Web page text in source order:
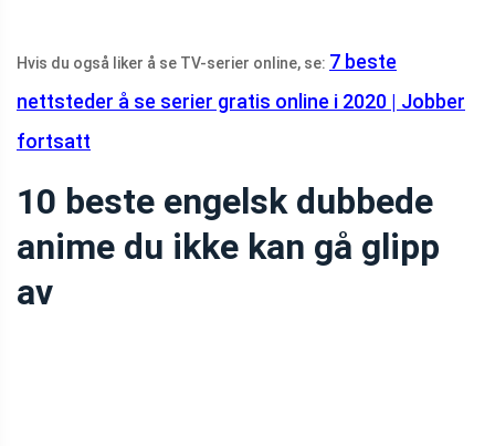
Hvis du også liker å se TV-serier online, se: 7 beste
nettsteder å se serier gratis online i 2020 | Jobber
fortsatt
10 beste engelsk dubbede
anime du ikke kan gå glipp
av